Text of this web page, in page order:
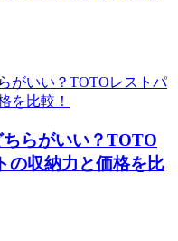
らがいい？TOTO
の収納力と価格を比